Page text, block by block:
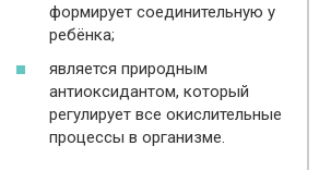
формирует соединительную у
ребёнка;
является природным
антиоксидантом, который
регулирует все окислительные
процессы в организме.